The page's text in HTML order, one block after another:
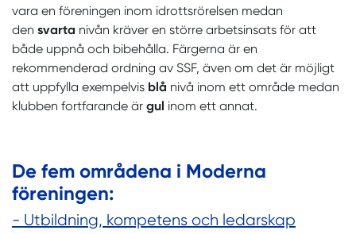
vara en föreningen inom idrottsrörelsen medan
den svarta nivån kräver en större arbetsinsats för att
både uppnå och bibehålla. Färgerna är en
rekommenderad ordning av SSF, även om det är möjligt
att uppfylla exempelvis blå nivå inom ett område medan
klubben fortfarande är gul inom ett annat.
De fem områdena i Moderna
föreningen:
- Utbildning, kompetens och ledarskap